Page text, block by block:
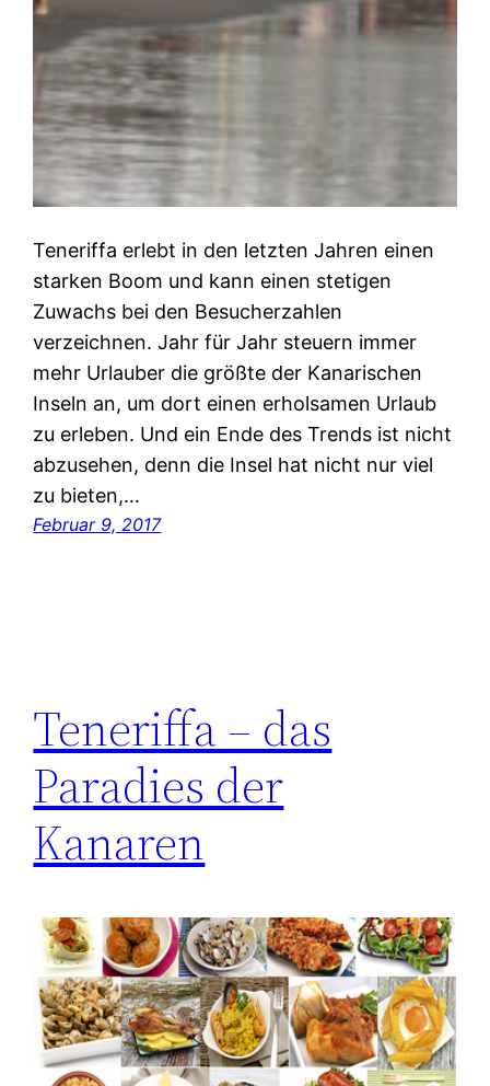
Teneriffa erlebt in den letzten Jahren einen
starken Boom und kann einen stetigen
Zuwachs bei den Besucherzahlen
verzeichnen. Jahr für Jahr steuern immer
mehr Urlauber die größte der Kanarischen
Inseln an, um dort einen erholsamen Urlaub
zu erleben. Und ein Ende des Trends ist nicht
abzusehen, denn die Insel hat nicht nur viel
zu bieten,…
Februar 9, 2017
Teneriffa – das
Paradies der
Kanaren